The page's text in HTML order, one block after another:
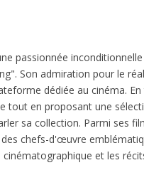
passionnée
Son admiration pour le
dédiée au cinéma.
tout en proposant une
sa collection. Parmi ses
chefs-d'œuvre
et les